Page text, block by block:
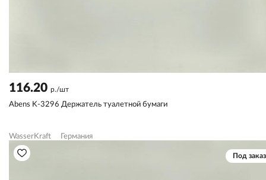
116.20 р./шт
Abens K-3296 Держатель туалетной бумаги
WasserKraft Германия
Под заказ